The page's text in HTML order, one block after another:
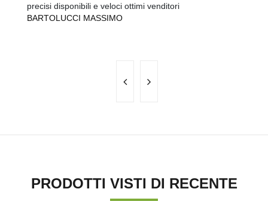
precisi disponibili e veloci ottimi venditori
BARTOLUCCI MASSIMO
PRODOTTI VISTI DI RECENTE